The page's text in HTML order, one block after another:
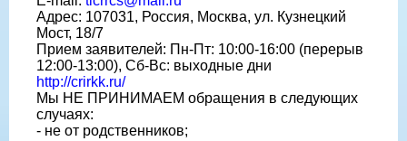
Адрес: 107031, Россия, Москва, ул. Кузнецкий
Мост, 18/7
Прием заявителей: Пн-Пт: 10:00-16:00 (перерыв
12:00-13:00), Сб-Вс: выходные дни
http://crirkk.ru/
Мы НЕ ПРИНИМАЕМ обращения в следующих
случаях:
- не от родственников;